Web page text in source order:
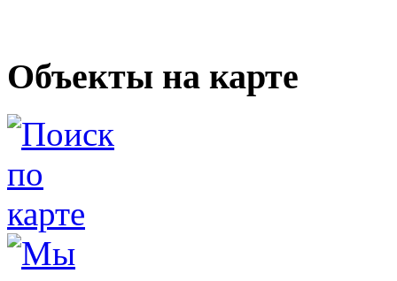
Объекты на карте